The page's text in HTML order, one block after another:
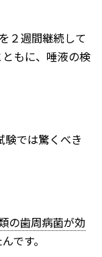
２週間継続して
もに、唾液の検
験では驚くべき
の歯周病菌が効
です。